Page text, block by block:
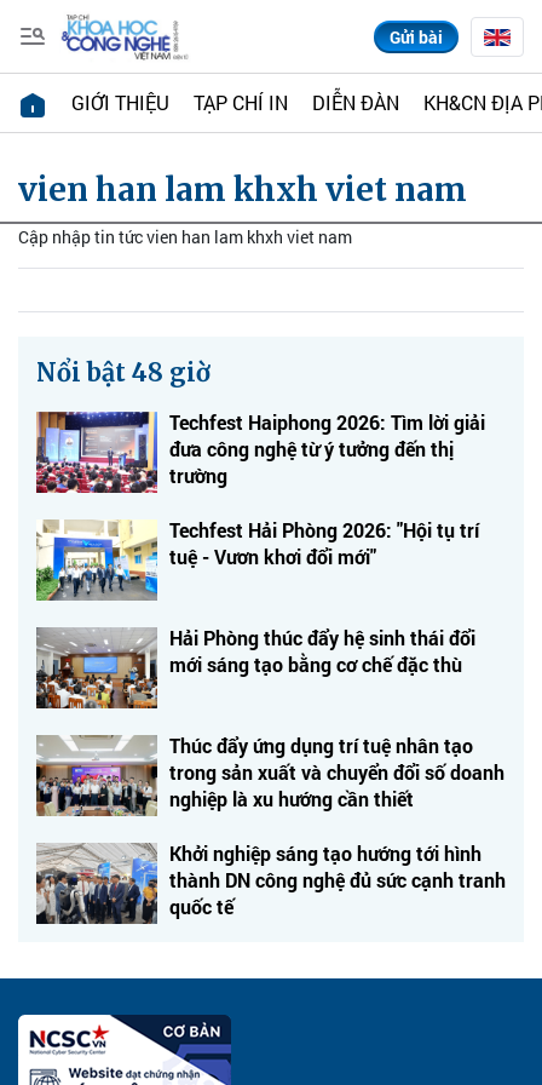
Gửi bài
GIỚI THIỆU TẠP CHÍ IN DIỄN ĐÀN KH&CN ĐỊA
vien han lam khxh viet nam
Cập nhập tin tức vien han lam khxh viet nam
Nổi bật 48 giờ
Techfest Haiphong 2026: Tìm lời giải
đưa công nghệ từ ý tưởng đến thị
trường
Techfest Hải Phòng 2026: "Hội tụ trí
tuệ - Vươn khơi đổi mới"
Hải Phòng thúc đẩy hệ sinh thái đổi
mới sáng tạo bằng cơ chế đặc thù
Thúc đẩy ứng dụng trí tuệ nhân tạo
trong sản xuất và chuyển đổi số doanh
nghiệp là xu hướng cần thiết
Khởi nghiệp sáng tạo hướng tới hình
thành DN công nghệ đủ sức cạnh tranh
quốc tế